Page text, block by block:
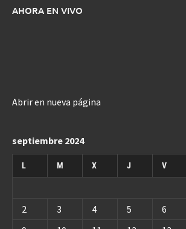
AHORA EN VIVO
Abrir en nueva página
septiembre 2024
L M X J V
2
3 4 5 6